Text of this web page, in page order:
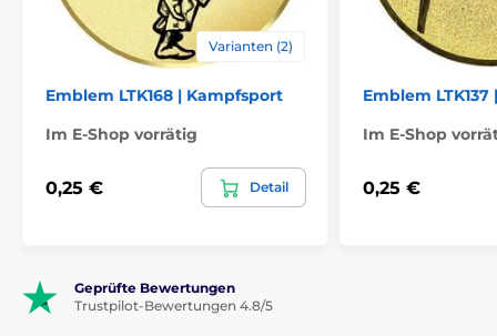
Varianten (2)
Emblem LTK168 | Kampfsport
Im E-Shop vorrätig
0,25 € Detail
Emblem
Im E-Shop
0,25 €
Geprüfte Bewertungen
Trustpilot-Bewertungen 4.8/5